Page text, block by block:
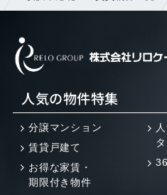
人気の物件特集
分譲マンション
賃貸戸建て
お得な家賃・
期限付き物件